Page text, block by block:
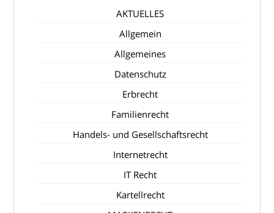
AKTUELLES
Allgemein
Allgemeines
Datenschutz
Erbrecht
Familienrecht
Handels- und Gesellschaftsrecht
Internetrecht
IT Recht
Kartellrecht